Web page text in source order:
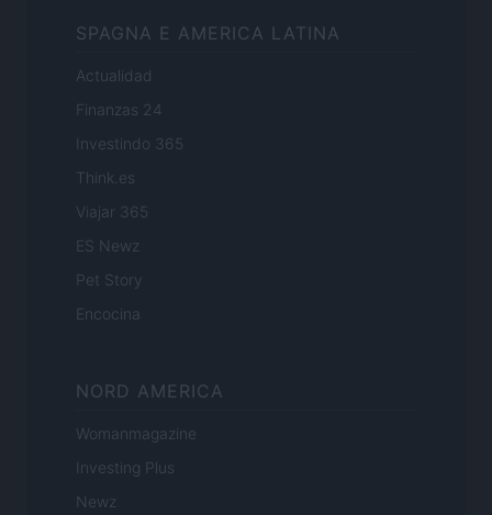
SPAGNA E AMERICA LATINA
Actualidad
Finanzas 24
Investindo 365
Think.es
Viajar 365
ES Newz
Pet Story
Encocina
NORD AMERICA
Womanmagazine
Investing Plus
Newz